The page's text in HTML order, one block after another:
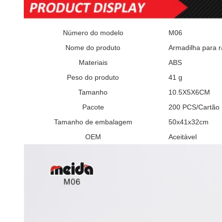
Número do modelo
M06
Nome do produto
Armadilha para
Materiais
ABS
Peso do produto
41 g
Tamanho
10.5X5X6CM
Pacote
200 PCS/Cartão
Tamanho de embalagem
50x41x32cm
OEM
Aceitável